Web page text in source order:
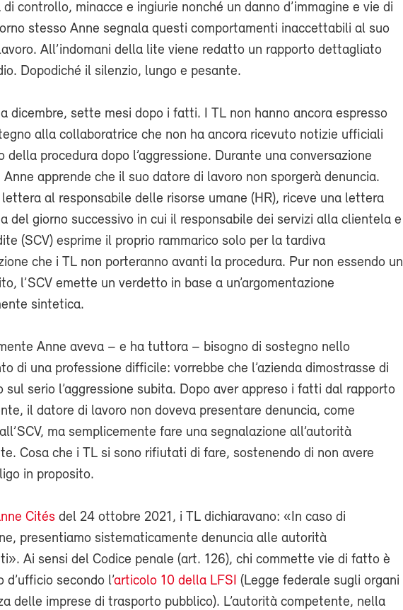
di controllo, minacce e ingiurie nonché un danno d’immagine e vie di
stesso Anne segnala questi comportamenti inaccettabili al suo
All’indomani della lite viene redatto un rapporto dettagliato
Dopodiché il silenzio, lungo e pesante.
dicembre, sette mesi dopo i fatti. I TL non hanno ancora espresso
alla collaboratrice che non ha ancora ricevuto notizie ufficiali
della procedura dopo l’aggressione. Durante una conversazione
Anne apprende che il suo datore di lavoro non sporgerà denuncia.
lettera al responsabile delle risorse umane (HR), riceve una lettera
del giorno successivo in cui il responsabile dei servizi alla clientela e
(SCV) esprime il proprio rammarico solo per la tardiva
che i TL non porteranno avanti la procedura. Pur non essendo un
l’SCV emette un verdetto in base a un’argomentazione
sintetica.
Anne aveva – e ha tuttora – bisogno di sostegno nello
di una professione difficile: vorrebbe che l’azienda dimostrasse di
sul serio l’aggressione subita. Dopo aver appreso i fatti dal rapporto
il datore di lavoro non doveva presentare denuncia, come
ma semplicemente fare una segnalazione all’autorità
Cosa che i TL si sono rifiutati di fare, sostenendo di non avere
in proposito.
Cités del 24 ottobre 2021, i TL dichiaravano: «In caso di
presentiamo sistematicamente denuncia alle autorità
Ai sensi del Codice penale (art. 126), chi commette vie di fatto è
d’ufficio secondo l’articolo 10 della LFSI (Legge federale sugli organi
delle imprese di trasporto pubblico). L’autorità competente, nella